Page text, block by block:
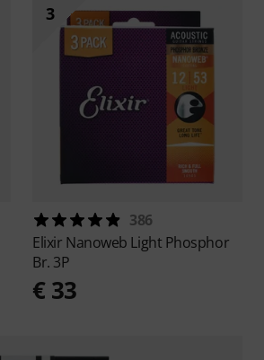
3
386
Elixir Nanoweb Light Phosphor
Br. 3P
€ 33